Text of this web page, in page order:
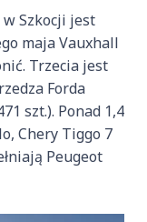
Szkocji jest
maja Vauxhall
Trzecia jest
Forda
szt.). Ponad 1,4
Chery Tiggo 7
Peugeot